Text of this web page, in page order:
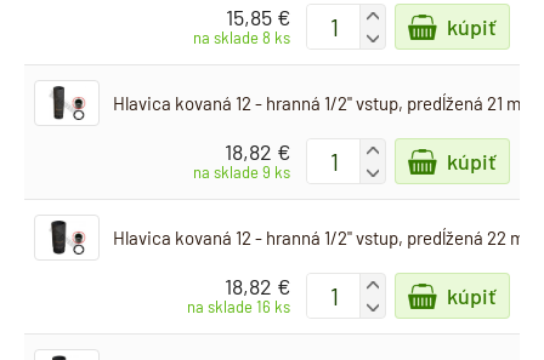
15,85 €
na sklade 8 ks
+
-
kúpiť
Hlavica kovaná 12 - hranná 1/2" vstup, predĺžená 21 mm
18,82 €
na sklade 9 ks
+
-
kúpiť
Hlavica kovaná 12 - hranná 1/2" vstup, predĺžená 22 mm
18,82 €
na sklade 16 ks
+
-
kúpiť